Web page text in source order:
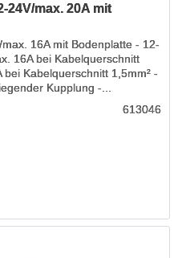
24V/max. 20A mit
16A mit Bodenplatte - 12-
16A bei Kabelquerschnitt
Kabelquerschnitt 1,5mm² -
Kupplung -...
613046